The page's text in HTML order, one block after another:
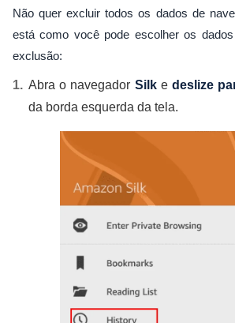
Não quer excluir todos os dados de
está como você pode escolher os
exclusão:
Abra o navegador Silkedeslize
da borda esquerda da tela.